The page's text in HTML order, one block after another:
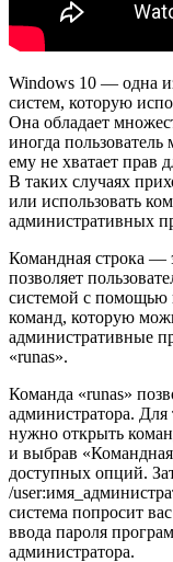
Windows 10 — одна
систем, которую
Она обладает
иногда пользователь
ему не хватает прав
В таких случаях
или использовать
административных
Командная строка —
позволяет
системой с помощью
команд, которую
административные
«runas».
Команда «runas»
администратора. Для
нужно открыть
и выбрав
доступных опций.
/
система попросит
ввода пароля
администратора.